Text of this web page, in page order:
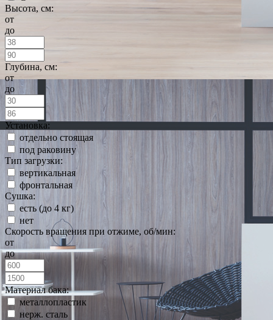
Высота, см:
от
до
Глубина, см:
от
до
Установка:
отдельно стоящая
под раковину
Тип загрузки:
вертикальная
фронтальная
Сушка:
есть (до 4 кг)
нет
Скорость вращения при отжиме, об/мин:
от
до
Материал бака:
металлопластик
нерж. сталь